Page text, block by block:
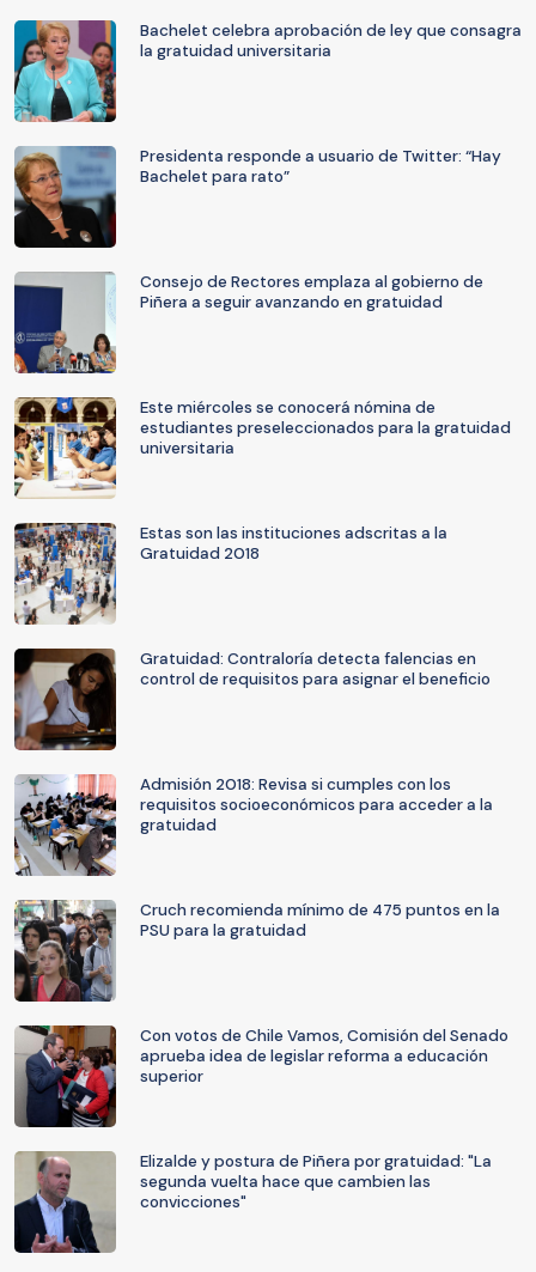
Bachelet celebra aprobación de ley que consagra
la gratuidad universitaria
Presidenta responde a usuario de Twitter: “Hay
Bachelet para rato”
Consejo de Rectores emplaza al gobierno de
Piñera a seguir avanzando en gratuidad
Este miércoles se conocerá nómina de
estudiantes preseleccionados para la gratuidad
universitaria
Estas son las instituciones adscritas a la
Gratuidad 2018
Gratuidad: Contraloría detecta falencias en
control de requisitos para asignar el beneficio
Admisión 2018: Revisa si cumples con los
requisitos socioeconómicos para acceder a la
gratuidad
Cruch recomienda mínimo de 475 puntos en la
PSU para la gratuidad
Con votos de Chile Vamos, Comisión del Senado
aprueba idea de legislar reforma a educación
superior
Elizalde y postura de Piñera por gratuidad: "La
segunda vuelta hace que cambien las
convicciones"